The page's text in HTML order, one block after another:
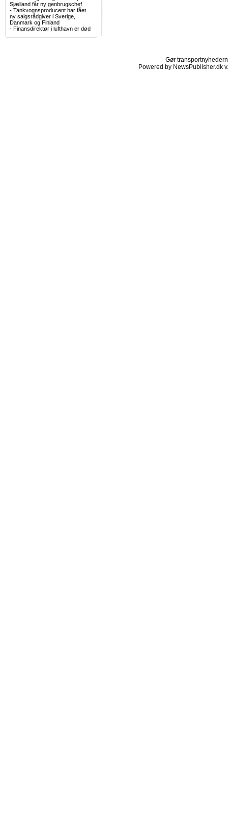
Sjælland får ny genbrugschef
- Tankvognsproducent har fået
ny salgsrådgiver i Sverige,
Danmark og Finland
- Finansdirektør i lufthavn er død
Gør
Powered by NewsPublisher.dk